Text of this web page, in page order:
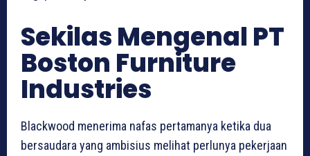
Sekilas Mengenal PT
Boston Furniture
Industries
Blackwood menerima nafas pertamanya ketika dua
bersaudara yang ambisius melihat perlunya pekerjaan